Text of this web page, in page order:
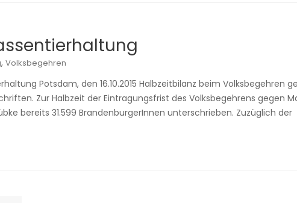
, Volksbegehren
Potsdam, den 16.10.2015 Halbzeitbilanz beim Volksbegehren
Zur Halbzeit der Eintragungsfrist des Volksbegehrens gegen
bereits 31.599 BrandenburgerInnen unterschrieben. Zuzüglich der